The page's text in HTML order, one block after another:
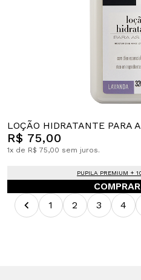
LOÇÃO HIDRATANTE PARA
R$ 75,00
1x de R$ 75,00 sem juros.
PUPILA PREMIUM +
1
2 3 4